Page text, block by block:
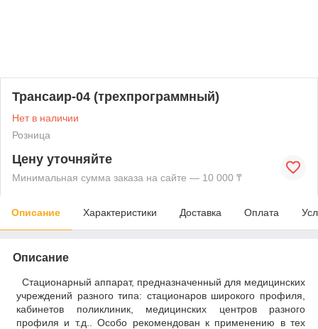
Трансаир-04 (трехпрограммный)
Нет в наличии
Розница
Цену уточняйте
Минимальная сумма заказа на сайте — 10 000 ₸
Описание Характеристики Доставка Оплата
Описание
Стационарный аппарат, предназначенный для медицинских
учреждений разного типа: стационаров широкого профиля,
кабинетов поликлиник, медицинских центров разного
профиля и т.д.. Особо рекомендован к применению в тех